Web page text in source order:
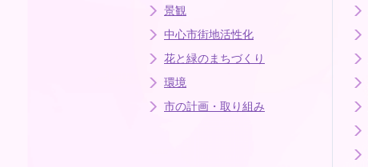
景観
中心市街地活性化
花と緑のまちづくり
環境
市の計画・取り組み